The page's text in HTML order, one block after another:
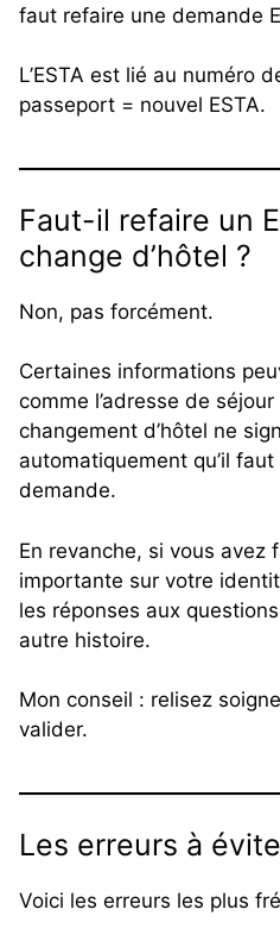
faut refaire une demande
L’ESTA est lié au numéro
passeport = nouvel ESTA.
Faut-il refaire un
change d’hôtel ?
Non, pas forcément.
Certaines informations
comme l’adresse de
changement d’hôtel ne
automatiquement qu’il
demande.
En revanche, si vous avez
importante sur votre
les réponses aux questions
autre histoire.
Mon conseil : relisez
valider.
Les erreurs à
Voici les erreurs les plus